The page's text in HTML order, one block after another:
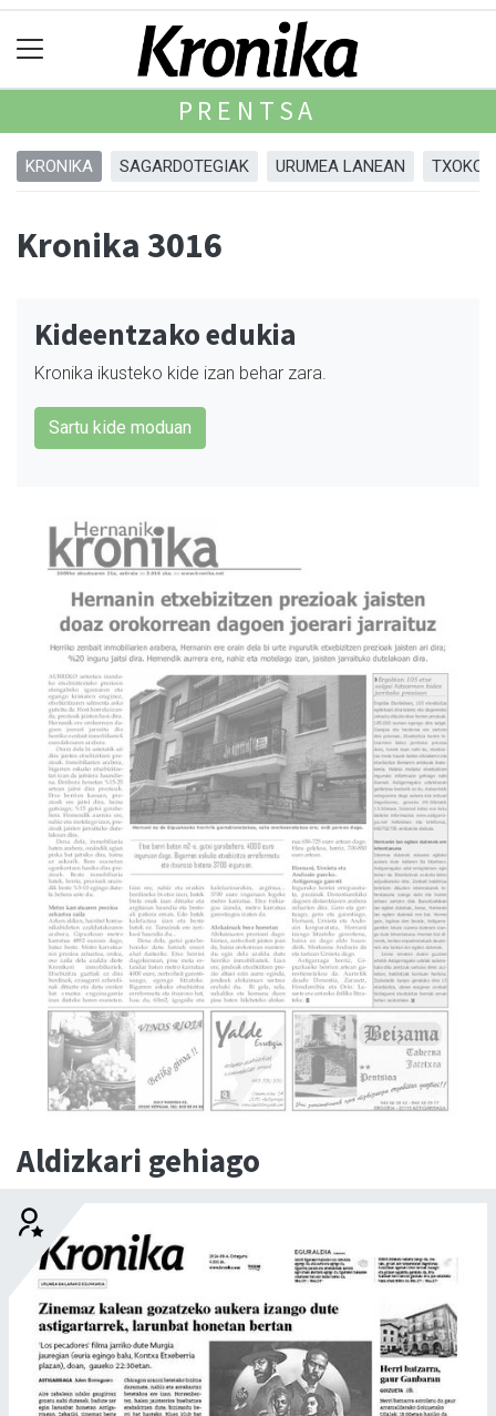
PRENTSA
KRONIKA SAGARDOTEGIAK URUMEA LANEAN
Kronika 3016
Kideentzako edukia
Kronika ikusteko kide izan behar zara.
Sartu kide moduan
Aldizkari gehiago